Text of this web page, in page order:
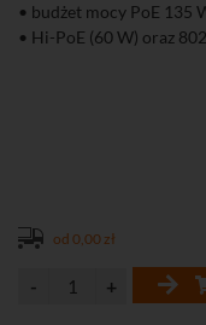
• budżet mocy PoE 135
• Hi-PoE (60 W) oraz
• Zarządzanie lokalne
• Funkcja PoE
• Obsługa VLAN, Port
ochrony przed pętlami
• Metalowa obudowa
od 0,00 zł